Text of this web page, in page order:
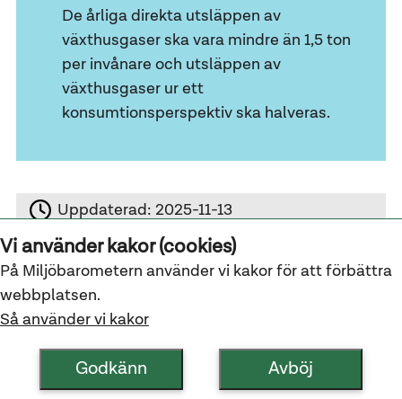
De årliga direkta utsläppen av
växthusgaser ska vara mindre än 1,5 ton
per invånare och utsläppen av
växthusgaser ur ett
konsumtionsperspektiv ska halveras.
Uppdaterad: 2025-11-13
Om Miljöbarometern
Kontakta oss
Tillgänglighetsredogörelse
Vi använder kakor (cookies)
På Miljöbarometern använder vi kakor för att förbättra
webbplatsen.
Så använder vi kakor
Godkänn Avböj